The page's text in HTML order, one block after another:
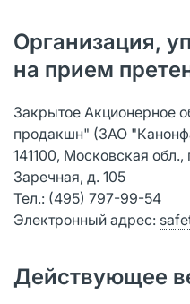
Организация,
на прием
Закрытое Акционерное
продакшн" (ЗАО
141100, Московская
Заречная, д. 105
Тел.: (495) 797-99-54
Электронный адрес:
Действующее